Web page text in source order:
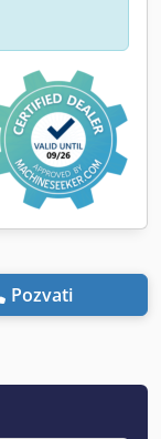
Pozvati